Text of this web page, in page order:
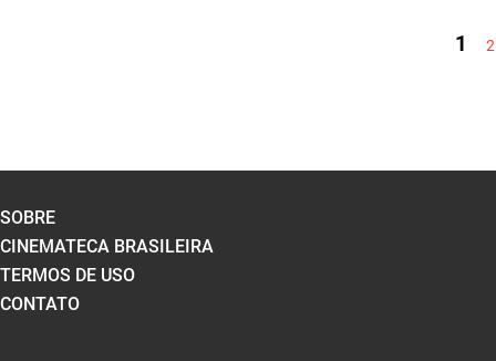
1 2
SOBRE
CINEMATECA BRASILEIRA
TERMOS DE USO
CONTATO